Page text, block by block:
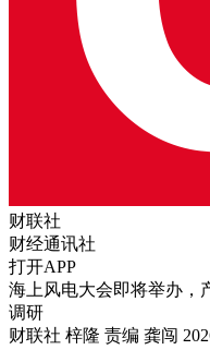
财联社
财经通讯社
打开APP
海上风电大会即将举办，
调研
财联社 梓隆 责编 龚闯